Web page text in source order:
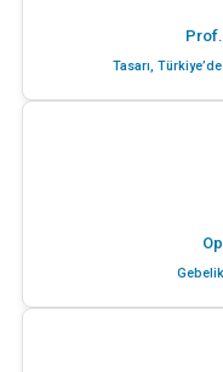
Prof.
Tasarı,